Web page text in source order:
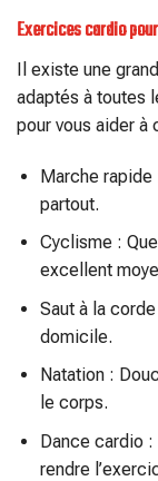
Exercices cardio
Il existe une
adaptés à toutes
pour vous aider à
Marche
partout.
Cyclisme :
excellent
Saut à la
domicile.
Natation :
le corps.
Dance cardio :
rendre